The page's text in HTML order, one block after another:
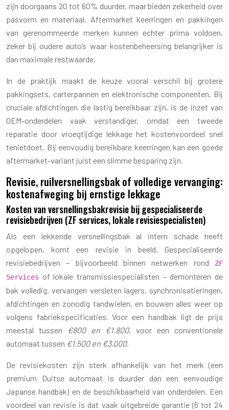
zijn doorgaans 20 tot 60% duurder, maar bieden zekerheid over
pasvorm en materiaal. Aftermarket keerringen en pakkingen
van gerenommeerde merken kunnen echter prima voldoen,
zeker bij oudere auto’s waar kostenbeheersing belangrijker is
dan maximale restwaarde.
In de praktijk maakt de keuze vooral verschil bij grotere
pakkingsets, carterpannen en elektronische componenten. Bij
cruciale afdichtingen die lastig bereikbaar zijn, is de inzet van
OEM-onderdelen vaak verstandiger, omdat een tweede
reparatie door vroegtijdige lekkage het kostenvoordeel snel
tenietdoet. Bij eenvoudig bereikbare keerringen kan een goede
aftermarket-variant juist een slimme besparing zijn.
Revisie, ruilversnellingsbak of volledige vervanging:
kostenafweging bij ernstige lekkage
Kosten van versnellingsbakrevisie bij gespecialiseerde
revisiebedrijven (ZF services, lokale revisiespecialisten)
Als een lekkende versnellingsbak al intern schade heeft
opgelopen, komt een revisie in beeld. Gespecialiseerde
revisiebedrijven – bijvoorbeeld binnen netwerken rond
ZF
Services of lokale transmissiespecialisten – demonteren de
bak volledig, vervangen versleten lagers, synchronisatieringen,
afdichtingen en zonodig tandwielen, en bouwen alles weer op
volgens fabriekspecificaties. Voor een handbak ligt de prijs
meestal tussen
€800 en €1.800, voor een conventionele
automaat tussen €1.500 en €3.000.
De revisiekosten zijn sterk afhankelijk van het merk (een
premium Duitse automaat is duurder dan een eenvoudige
Japanse handbak) en de beschikbaarheid van onderdelen. Een
voordeel van revisie is dat vaak uitgebreide garantie (6 tot 24